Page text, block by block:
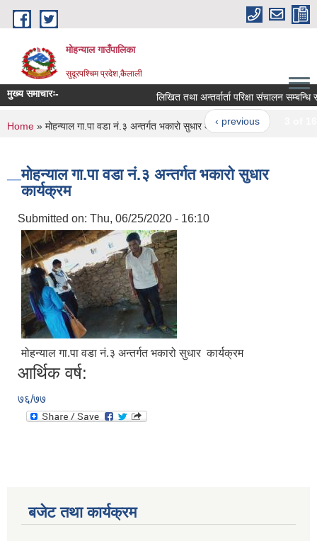
Skip to main content
मोहन्याल गाउँपालिका
सुदूरपश्चिम प्रदेश,कैलाली
मुख्य समाचारः- लिखित तथा अन्तर्वार्ता परिक्षा संचालन
‹ previous
You are here
Home » मोहन्याल गा.पा वडा नं.३ अन्तर्गत भकारो सुधार कार्यक्रम
मोहन्याल गा.पा वडा नं.३ अन्तर्गत भकारो सुधार
कार्यक्रम
Submitted on: Thu, 06/25/2020 - 16:10
मोहन्याल गा.पा वडा नं.३ अन्तर्गत भकारो सुधार कार्यक्रम
आर्थिक वर्ष:
७६/७७
बजेट तथा कार्यक्रम